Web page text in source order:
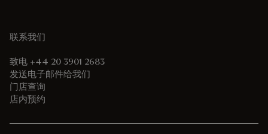
联系我们
致电 +44 20 3901 2683
发送电子邮件给我们
门店查询
店内预约